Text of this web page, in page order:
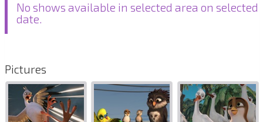
No shows available in selected area on selected
date.
Pictures